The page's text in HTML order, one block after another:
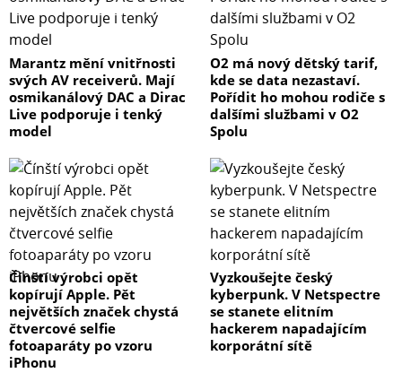
Marantz mění vnitřnosti
svých AV receiverů. Mají
osmikanálový DAC a Dirac
Live podporuje i tenký
model
O2 má nový dětský tarif,
kde se data nezastaví.
Pořídit ho mohou rodiče s
dalšími službami v O2
Spolu
Čínští výrobci opět
kopírují Apple. Pět
největších značek chystá
čtvercové selfie
fotoaparáty po vzoru
iPhonu
Vyzkoušejte český
kyberpunk. V Netspectre
se stanete elitním
hackerem napadajícím
korporátní sítě